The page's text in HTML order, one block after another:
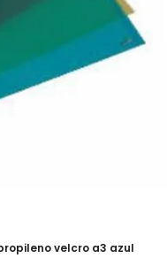
velcro a3 azul